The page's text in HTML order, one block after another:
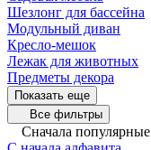
Шезлонг для бассейна
Модульный диван
Кресло-мешок
Лежак для животных
Предметы декора
Показать еще
Все фильтры
Сначала популярные